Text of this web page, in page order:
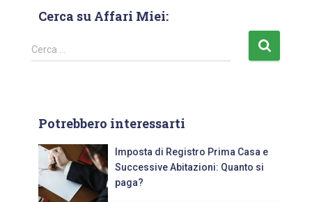
Cerca su Affari Miei:
Cerca …
Potrebbero interessarti
Imposta di Registro Prima Casa e
Successive Abitazioni: Quanto si
paga?